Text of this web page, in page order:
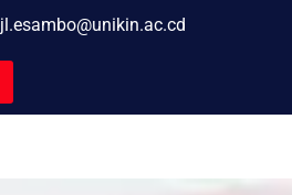
jl.esambo@unikin.ac.cd